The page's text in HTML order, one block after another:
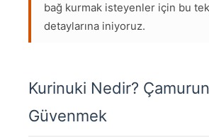
bağ kurmak isteyenler için bu
detaylarına iniyoruz.
Kurinuki Nedir?
Güvenmek